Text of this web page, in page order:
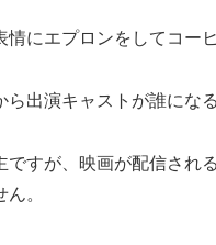
情にエプロンをしてコー
ら出演キャストが誰にな
ですが、映画が配信され
。